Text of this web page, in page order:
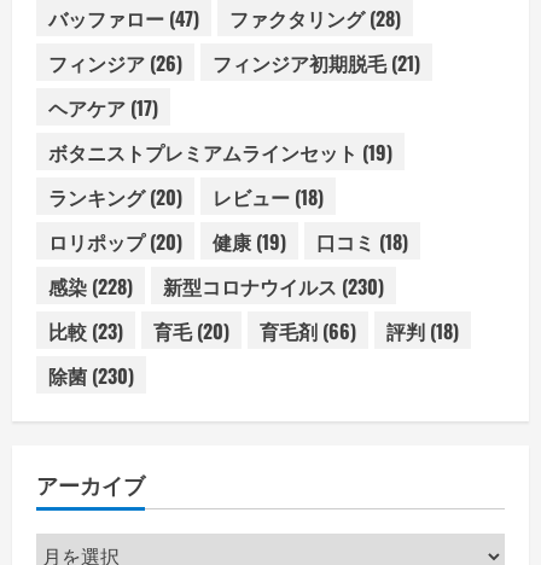
バッファロー (47) ファクタリング(28)
フィンジア (26) フィンジア初期脱毛(21)
ヘアケア (17)
ボタニストプレミアムラインセット (19)
ランキング(20) レビュー (18)
ロリポップ(20) 健康 (19) 口コミ (18)
感染 (228) 新型コロナウイルス (230)
比較 (23) 育毛(20) 育毛剤 (66) 評判 (18)
除菌 (230)
アーカイブ
ア